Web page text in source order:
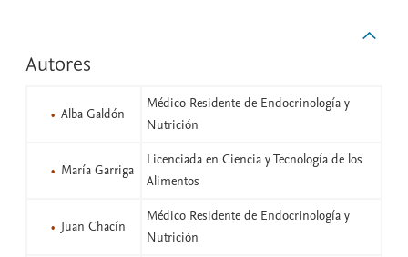
Autores
Alba Galdón
Médico Residente de Endocrinología y
Nutrición
María Garriga
Licenciada en Ciencia y Tecnología de los
Alimentos
Juan Chacín
Médico Residente de Endocrinología y
Nutrición